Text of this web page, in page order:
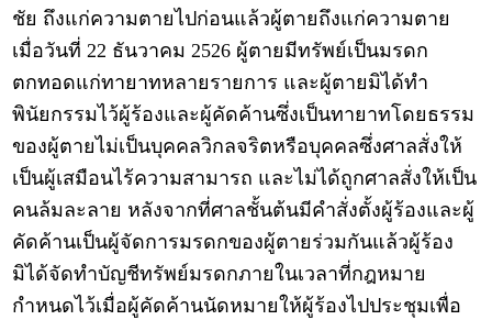
ชัย ถึงแก่ความตายไปก่อนแล้วผู้ตายถึงแก่ความตาย
เมื่อวันที่ 22 ธันวาคม 2526 ผู้ตายมีทรัพย์เป็นมรดก
ตกทอดแก่ทายาทหลายรายการ และผู้ตายมิได้ทำ
พินัยกรรมไว้ผู้ร้องและผู้คัดค้านซึ่งเป็นทายาทโดยธรรม
ของผู้ตายไม่เป็นบุคคลวิกลจริตหรือบุคคลซึ่งศาลสั่งให้
เป็นผู้เสมือนไร้ความสามารถ และไม่ได้ถูกศาลสั่งให้เป็น
คนล้มละลาย หลังจากที่ศาลชั้นต้นมีคำสั่งตั้งผู้ร้องและผู้
คัดค้านเป็นผู้จัดการมรดกของผู้ตายร่วมกันแล้วผู้ร้อง
มิได้จัดทำบัญชีทรัพย์มรดกภายในเวลาที่กฎหมาย
กำหนดไว้เมื่อผู้คัดค้านนัดหมายให้ผู้ร้องไปประชุมเพื่อ